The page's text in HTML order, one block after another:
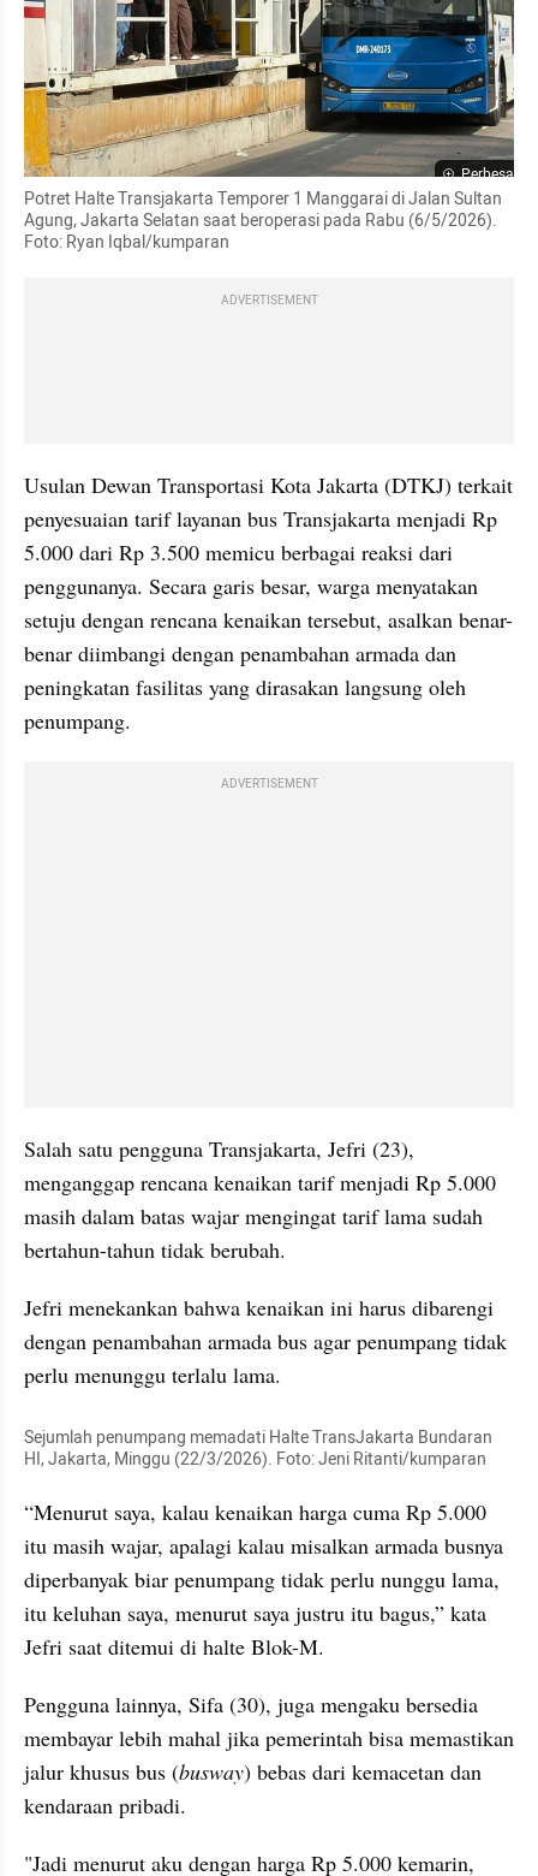
Perbesar
Potret Halte Transjakarta Temporer 1 Manggarai di Jalan Sultan
Agung, Jakarta Selatan saat beroperasi pada Rabu (6/5/2026).
Foto: Ryan Iqbal/kumparan
ADVERTISEMENT
Usulan Dewan Transportasi Kota Jakarta (DTKJ) terkait
penyesuaian tarif layanan bus Transjakarta menjadi Rp
5.000 dari Rp 3.500 memicu berbagai reaksi dari
penggunanya. Secara garis besar, warga menyatakan
setuju dengan rencana kenaikan tersebut, asalkan benar-
benar diimbangi dengan penambahan armada dan
peningkatan fasilitas yang dirasakan langsung oleh
penumpang.
ADVERTISEMENT
Salah satu pengguna Transjakarta, Jefri (23),
menganggap rencana kenaikan tarif menjadi Rp 5.000
masih dalam batas wajar mengingat tarif lama sudah
bertahun-tahun tidak berubah.
Jefri menekankan bahwa kenaikan ini harus dibarengi
dengan penambahan armada bus agar penumpang tidak
perlu menunggu terlalu lama.
Sejumlah penumpang memadati Halte TransJakarta Bundaran
HI, Jakarta, Minggu (22/3/2026). Foto: Jeni Ritanti/kumparan
“Menurut saya, kalau kenaikan harga cuma Rp 5.000
itu masih wajar, apalagi kalau misalkan armada busnya
diperbanyak biar penumpang tidak perlu nunggu lama,
itu keluhan saya, menurut saya justru itu bagus,” kata
Jefri saat ditemui di halte Blok-M.
Pengguna lainnya, Sifa (30), juga mengaku bersedia
membayar lebih mahal jika pemerintah bisa memastikan
jalur khusus bus (busway) bebas dari kemacetan dan
kendaraan pribadi.
"Jadi menurut aku dengan harga Rp 5.000 kemarin,